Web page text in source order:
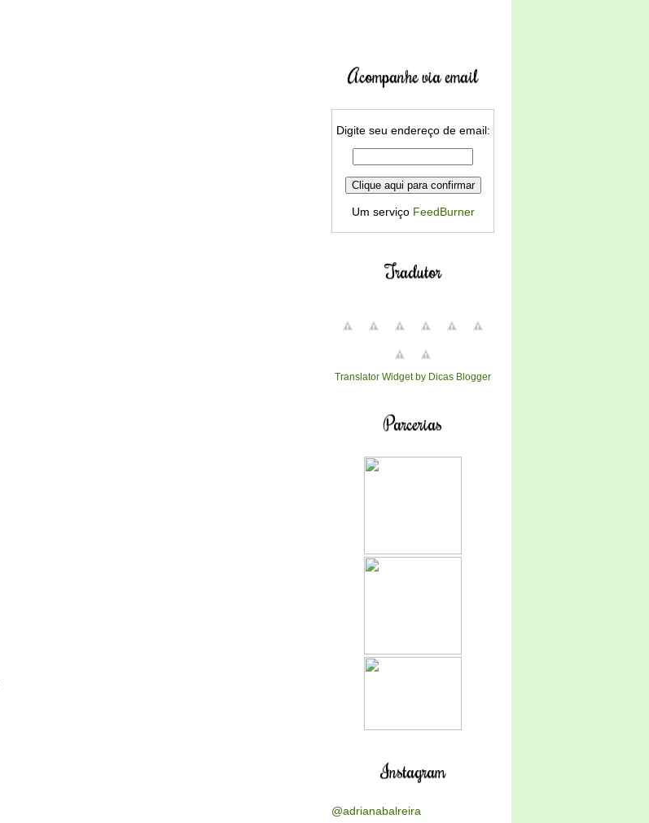
Acompanhe via email
Digite seu endereço de email:
Um serviço FeedBurner
Tradutor
Translator Widget by Dicas Blogger
Parcerias
Instagram
@adrianabalreira